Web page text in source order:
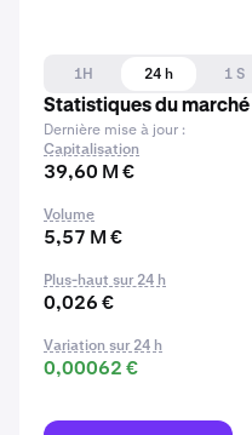
1H 24 h 1 S
Statistiques du marché
Dernière mise à jour :
Capitalisation
39,60 M €
Volume
5,57 M €
Plus-haut sur 24 h
0,026 €
Variation sur 24 h
0,00062 €